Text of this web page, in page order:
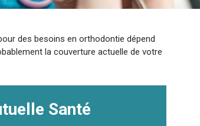
des besoins en orthodontie dépend
la couverture actuelle de votre
Santé